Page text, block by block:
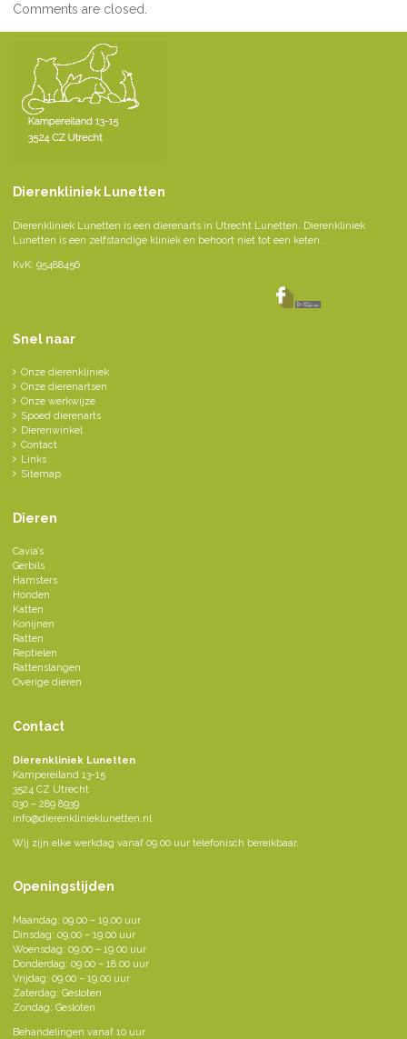
Comments are closed.
Dierenkliniek Lunetten
Dierenkliniek Lunetten is een dierenarts in Utrecht Lunetten. Dierenkliniek
Lunetten is een zelfstandige kliniek en behoort niet tot een keten.
KvK: 95488456
Snel naar
Onze dierenkliniek
Onze dierenartsen
Onze werkwijze
Spoed dierenarts
Dierenwinkel
Contact
Links
Sitemap
Dieren
Cavia’s
Gerbils
Hamsters
Honden
Katten
Konijnen
Ratten
Reptielen
Rattenslangen
Overige dieren
Contact
Dierenkliniek Lunetten
Kampereiland 13-15
3524 CZ Utrecht
030 – 289 8939
info@dierenklinieklunetten.nl
Wij zijn elke werkdag vanaf 09.00 uur telefonisch bereikbaar.
Openingstijden
Maandag: 09.00 – 19.00 uur
Dinsdag: 09.00 – 19.00 uur
Woensdag: 09.00 – 19.00 uur
Donderdag: 09.00 – 18.00 uur
Vrijdag: 09.00 – 19.00 uur
Zaterdag: Gesloten
Zondag: Gesloten
Behandelingen vanaf 10 uur